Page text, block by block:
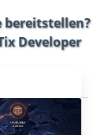
bereitstellen?
Developer